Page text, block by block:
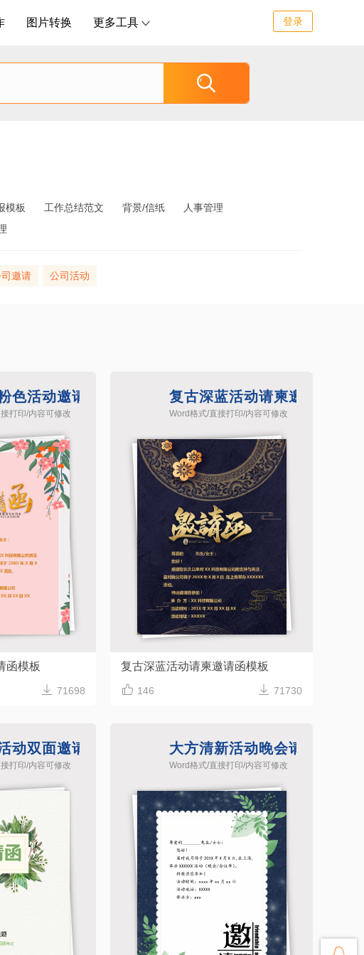
图片转换 更多工具  登录

模板 工作总结范文 背景/信纸
人事管理
邀请 公司活动
色活动邀请函模板
打印/内容可修改
函模板
 71698
复古深蓝活动请柬邀请函模板
Word格式/直接打印/内容可修改
复古深蓝活动请柬邀请函模板
 146  71730
动双面邀请函word模板
打印/内容可修改
大方清新活动晚会请帖邀请函
Word格式/直接打印/内容可修改